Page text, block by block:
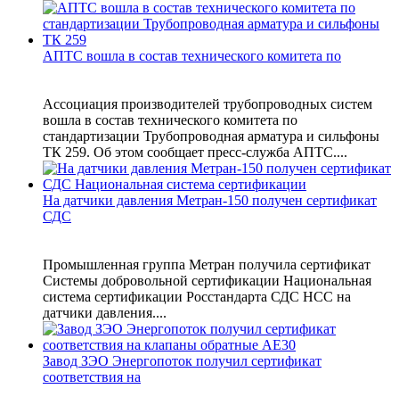
АПТС вошла в состав технического комитета по
Ассоциация производителей трубопроводных систем
вошла в состав технического комитета по
стандартизации Трубопроводная арматура и сильфоны
ТК 259. Об этом сообщает пресс-служба АПТС....
На датчики давления Метран-150 получен сертификат
СДС
Промышленная группа Метран получила сертификат
Системы добровольной сертификации Национальная
система сертификации Росстандарта СДС НСС на
датчики давления....
Завод ЗЭО Энергопоток получил сертификат
соответствия на